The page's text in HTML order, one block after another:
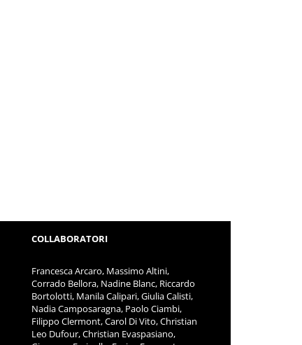
COLLABORATORI
Francesca Arcaro, Massimo Altini,
Corrado Bellora, Nadine Blanc, Riccardo
Bortolotti, Manila Calipari, Giulia Calisti,
Nadia Camposaragna, Paolo Ciambi,
Filippo Clermont, Carol Di Vito, Christian
Leo Dufour, Christian Evaspasiano,